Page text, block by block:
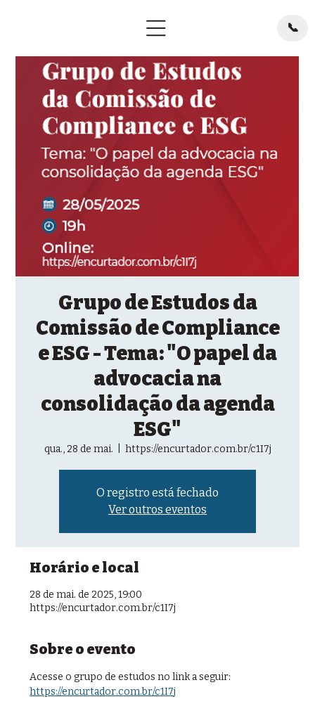
📞
Grupo de Estudos da
Comissão de Compliance
e ESG - Tema: "O papel da
advocacia na
consolidação da agenda
ESG"
qua., 28 de mai. https://encurtador.com.br/c1I7j
O registro está fechado
Ver outros eventos
Horário e local
28 de mai. de 2025, 19:00
https://encurtador.com.br/c1I7j
Sobre o evento
Acesse o grupo de estudos no link a seguir:
https://encurtador.com.br/c1I7j